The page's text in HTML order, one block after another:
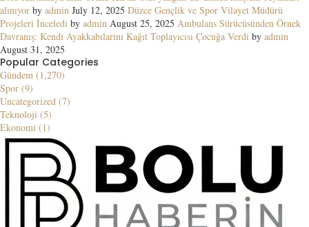
alınıyor by admin July 12, 2025 Düzce Gençlik ve Spor Vilayet Müdürü
Projeleri İnceledi by admin August 25, 2025 Ambulans Sürücüsünden Örnek
Davranış: Kendi Ayakkabılarını Kağıt Toplayıcısı Çocuğa Verdi by admin
August 31, 2025
Popular Categories
Gündem (1,270)
Spor (9)
Uncategorized (7)
Teknoloji (5)
Ekonomi (1)